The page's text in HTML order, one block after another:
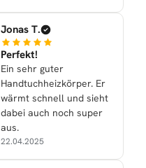
Jonas T.
Perfekt!
Ein sehr guter
Handtuchheizkörper. Er
wärmt schnell und sieht
dabei auch noch super
aus.
22.04.2025